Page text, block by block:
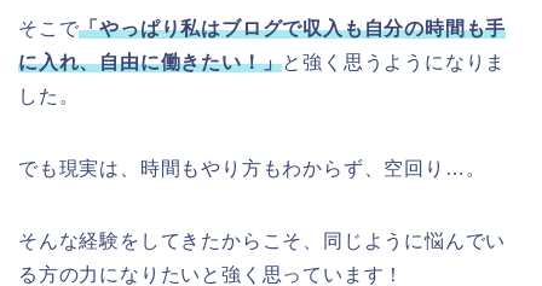
そこで「やっぱり私はブログで収入も自分の時間も手
に入れ、自由に働きたい！」と強く思うようになりま
した。
でも現実は、時間もやり方もわからず、空回り…。
そんな経験をしてきたからこそ、同じように悩んでい
る方の力になりたいと強く思っています！